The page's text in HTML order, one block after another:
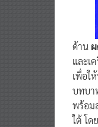
ด้าน
และเ
เพื่อใ
บทบา
พร้อม
ใต้ โ